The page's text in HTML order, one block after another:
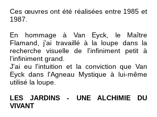
Ces œuvres ont été réalisées entre 1985 et
1987.
En hommage à Van Eyck, le Maître
Flamand, j'ai travaillé à la loupe dans la
recherche visuelle de l'infiniment petit à
l’infiniment grand.
J'ai eu l'intuition et la conviction que Van
Eyck dans l'Agneau Mystique à lui-même
utilisé la loupe.
LES JARDINS - UNE ALCHIMIE DU
VIVANT